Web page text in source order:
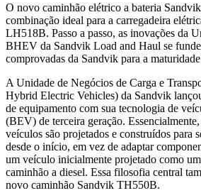
O novo caminhão elétrico a bateria
combinação ideal para a carregadeira
LH518B. Passo a passo, as inovações da
BHEV da Sandvik Load and Haul se
comprovadas da Sandvik para a
A Unidade de Negócios de Carga e
Hybrid Electric Vehicles) da Sandvik
de equipamento com sua tecnologia de
(BEV) de terceira geração.
veículos são projetados e construídos para
desde o início, em vez de adaptar
um veículo inicialmente projetado como
caminhão a diesel. Essa filosofia central
novo caminhão Sandvik TH550B.